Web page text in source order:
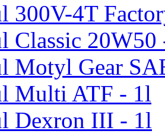
300V-4T
Classic 20W50
Motyl Gear
Multi ATF - 1l
Dexron III - 1l